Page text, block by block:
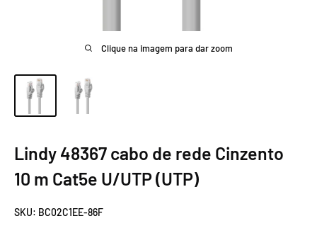
Clique na imagem para dar zoom
Lindy 48367 cabo de rede Cinzento
10 m Cat5e U/UTP (UTP)
SKU: BC02C1EE-86F